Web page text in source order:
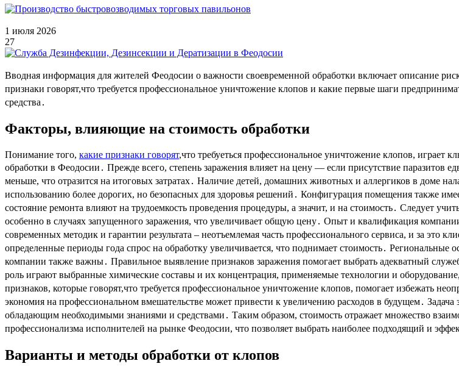
1 июля 2026
27
Вводная информация для жителей Феодосии о важности своевременной обработки включает описание
признаки говорят,что требуется профессиональное уничтожение клопов и какие первые шаги
средства․
Факторы, влияющие на стоимость обработки
Понимание того, какие признаки говорят,что требуеться профессиональное уничтожение клопов, играет
обработки в Феодосии․ Прежде всего, степень заражения влияет на цену — если присутствие паразитов
меньше, что отразится на итоговых затратах․ Наличие детей, домашних животных и аллергиков в доме
использованию более дорогих, но безопасных для здоровья решений․ Конфигурация помещения также
состояние ремонта влияют на трудоемкость проведения процедуры, а значит, и на стоимость․ Следует
особенно в случаях запущенного заражения, что увеличивает общую цену․ Опыт и квалификация
современных методик и гарантии результата – неотъемлемая часть профессионального сервиса, и за это
определенные периоды года спрос на обработку увеличивается, что поднимает стоимость․
компании также важны․ Правильное выявление признаков заражения помогает выбрать адекватный
роль играют выбранные химические составы и их концентрация, применяемые технологии и
признаков, которые говорят,что требуется профессиональное уничтожение клопов, помогает избежать
экономия на профессиональном вмешательстве может привести к увеличению расходов в будущем․
обладающим необходимыми знаниями и средствами․ Таким образом, стоимость отражает множество
профессионализма исполнителей на рынке Феодосии, что позволяет выбрать наиболее подходящий и
Варианты и методы обработки от клопов